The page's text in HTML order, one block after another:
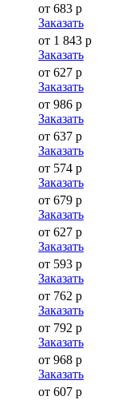
от 683 р
Заказать
от 1 843 р
Заказать
от 627 р
Заказать
от 986 р
Заказать
от 637 р
Заказать
от 574 р
Заказать
от 679 р
Заказать
от 627 р
Заказать
от 593 р
Заказать
от 762 р
Заказать
от 792 р
Заказать
от 968 р
Заказать
от 607 р